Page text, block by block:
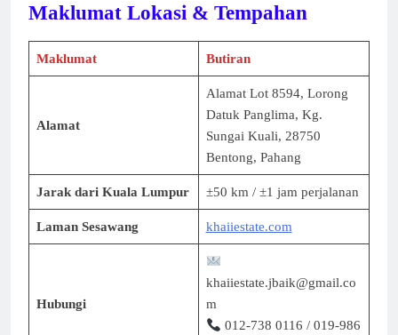
Maklumat Lokasi & Tempahan
Maklumat Butiran
Alamat
Alamat Lot 8594, Lorong
Datuk Panglima, Kg.
Sungai Kuali, 28750
Bentong, Pahang
Jarak dari Kuala Lumpur ±50 km / ±1 jam perjalanan
Laman Sesawang khaiiestate.com
Hubungi
khaiiestate.jbaik@gmail.co
m
012-738 0116 / 019-986